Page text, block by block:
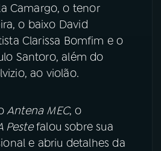
Camargo, o tenor
o baixo David
Clarissa Bomfim e o
Santoro, além do
ao violão.
Antena MEC, o
Pestefalou sobre sua
e abriu detalhes da